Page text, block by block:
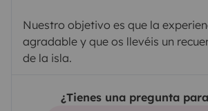
Nuestro objetivo es que la
agradable y que os llevéis un
de la isla.
¿Tienes una pregunta